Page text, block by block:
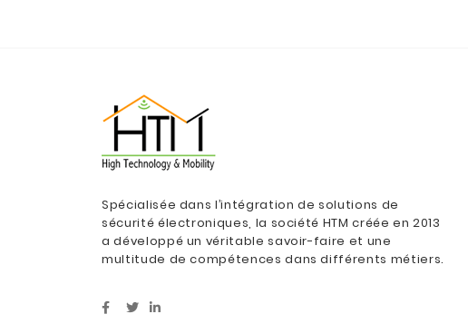
Spécialisée dans l’intégration de solutions de
sécurité électroniques, la société HTM créée en 2013
a développé un véritable savoir-faire et une
multitude de compétences dans différents métiers.